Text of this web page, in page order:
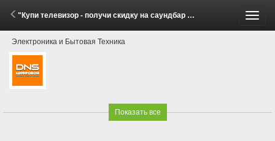
"Купи телевизор - получи скидку на саундбар Hisense!" (26 Марта - 15 Мая 2026)
Электроника и Бытовая Техника
Показать все